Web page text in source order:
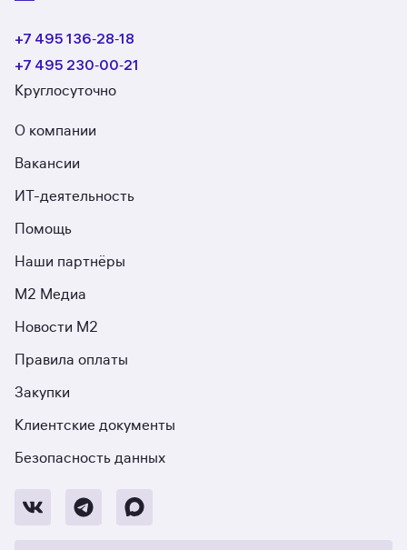
+7 495 136‑28‑18
+7 495 230‑00‑21
Круглосуточно
О компании
Вакансии
ИТ-деятельность
Помощь
Наши партнёры
М2 Медиа
Новости М2
Правила оплаты
Закупки
Клиентские документы
Безопасность данных